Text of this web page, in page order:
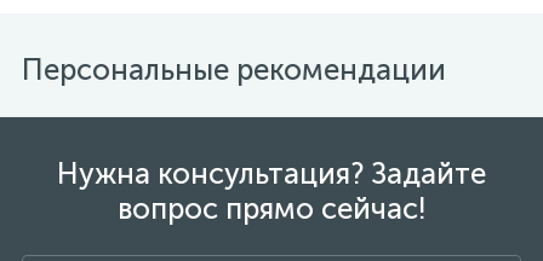
Персональные рекомендации
Нужна консультация? Задайте
вопрос прямо сейчас!